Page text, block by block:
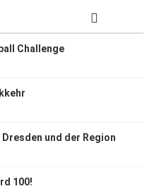
Challenge
und der Region
100!